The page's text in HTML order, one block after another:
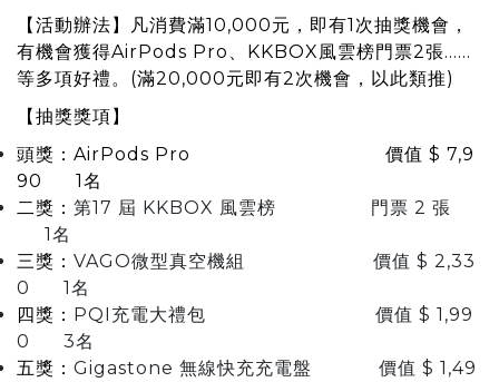
【活動辦法】凡消費滿10,000元，即有1次抽獎機會，
有機會獲得AirPods Pro、KKBOX風雲榜門票2張......
等多項好禮。(滿20,000元即有2次機會，以此類推)
【抽獎獎項】
頭獎：AirPods Pro
價值 $ 7,9
90 1名
二獎： 第17 屆 KKBOX 風雲榜 門票 2 張
1名
三獎： VAGO微型真空機組
價值 $ 2,33
0 1名
四獎： PQI充電大禮包 價值 $ 1,99
0 3名
五獎： Gigastone 無線快充充電盤
價值 $ 1,49